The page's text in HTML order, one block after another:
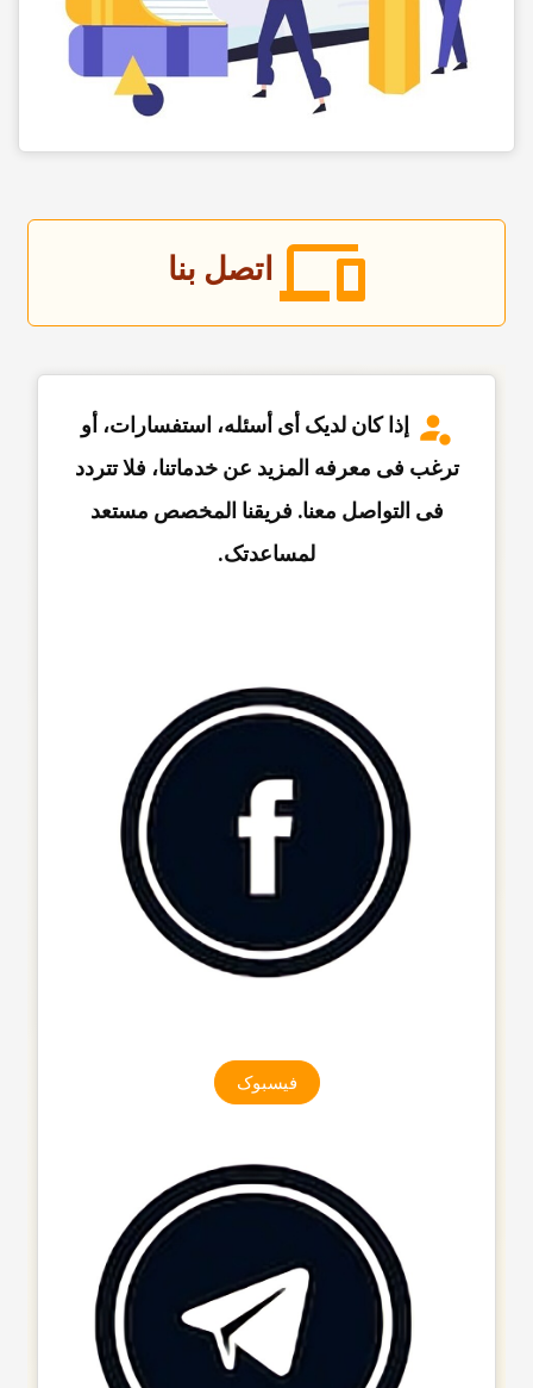
اتصل بنا
إذا کان لدیک أی أسئله، استفسارات، أو
ترغب فی معرفه المزید عن خدماتنا، فلا تتردد
فی التواصل معنا. فریقنا المخصص مستعد
لمساعدتک.
فیسبوک